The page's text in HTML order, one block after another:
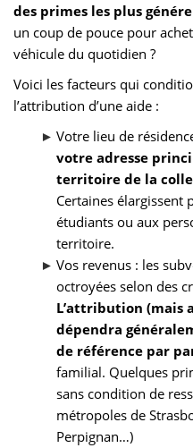
des primes les plus
un coup de pouce pour
véhicule du quotidien ?
Voici les facteurs qui
l’attribution d’une aide :
Votre lieu de
votre adresse
territoire de la
Certaines élargissent
étudiants ou aux
territoire.
Vos revenus : les
octroyées selon des
L’attribution (mais
dépendra
de référence par
familial. Quelques
sans condition de
métropoles de
Perpignan…)